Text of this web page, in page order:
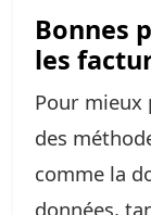
Bonnes
les
Pour mieux
des
comme la
données,